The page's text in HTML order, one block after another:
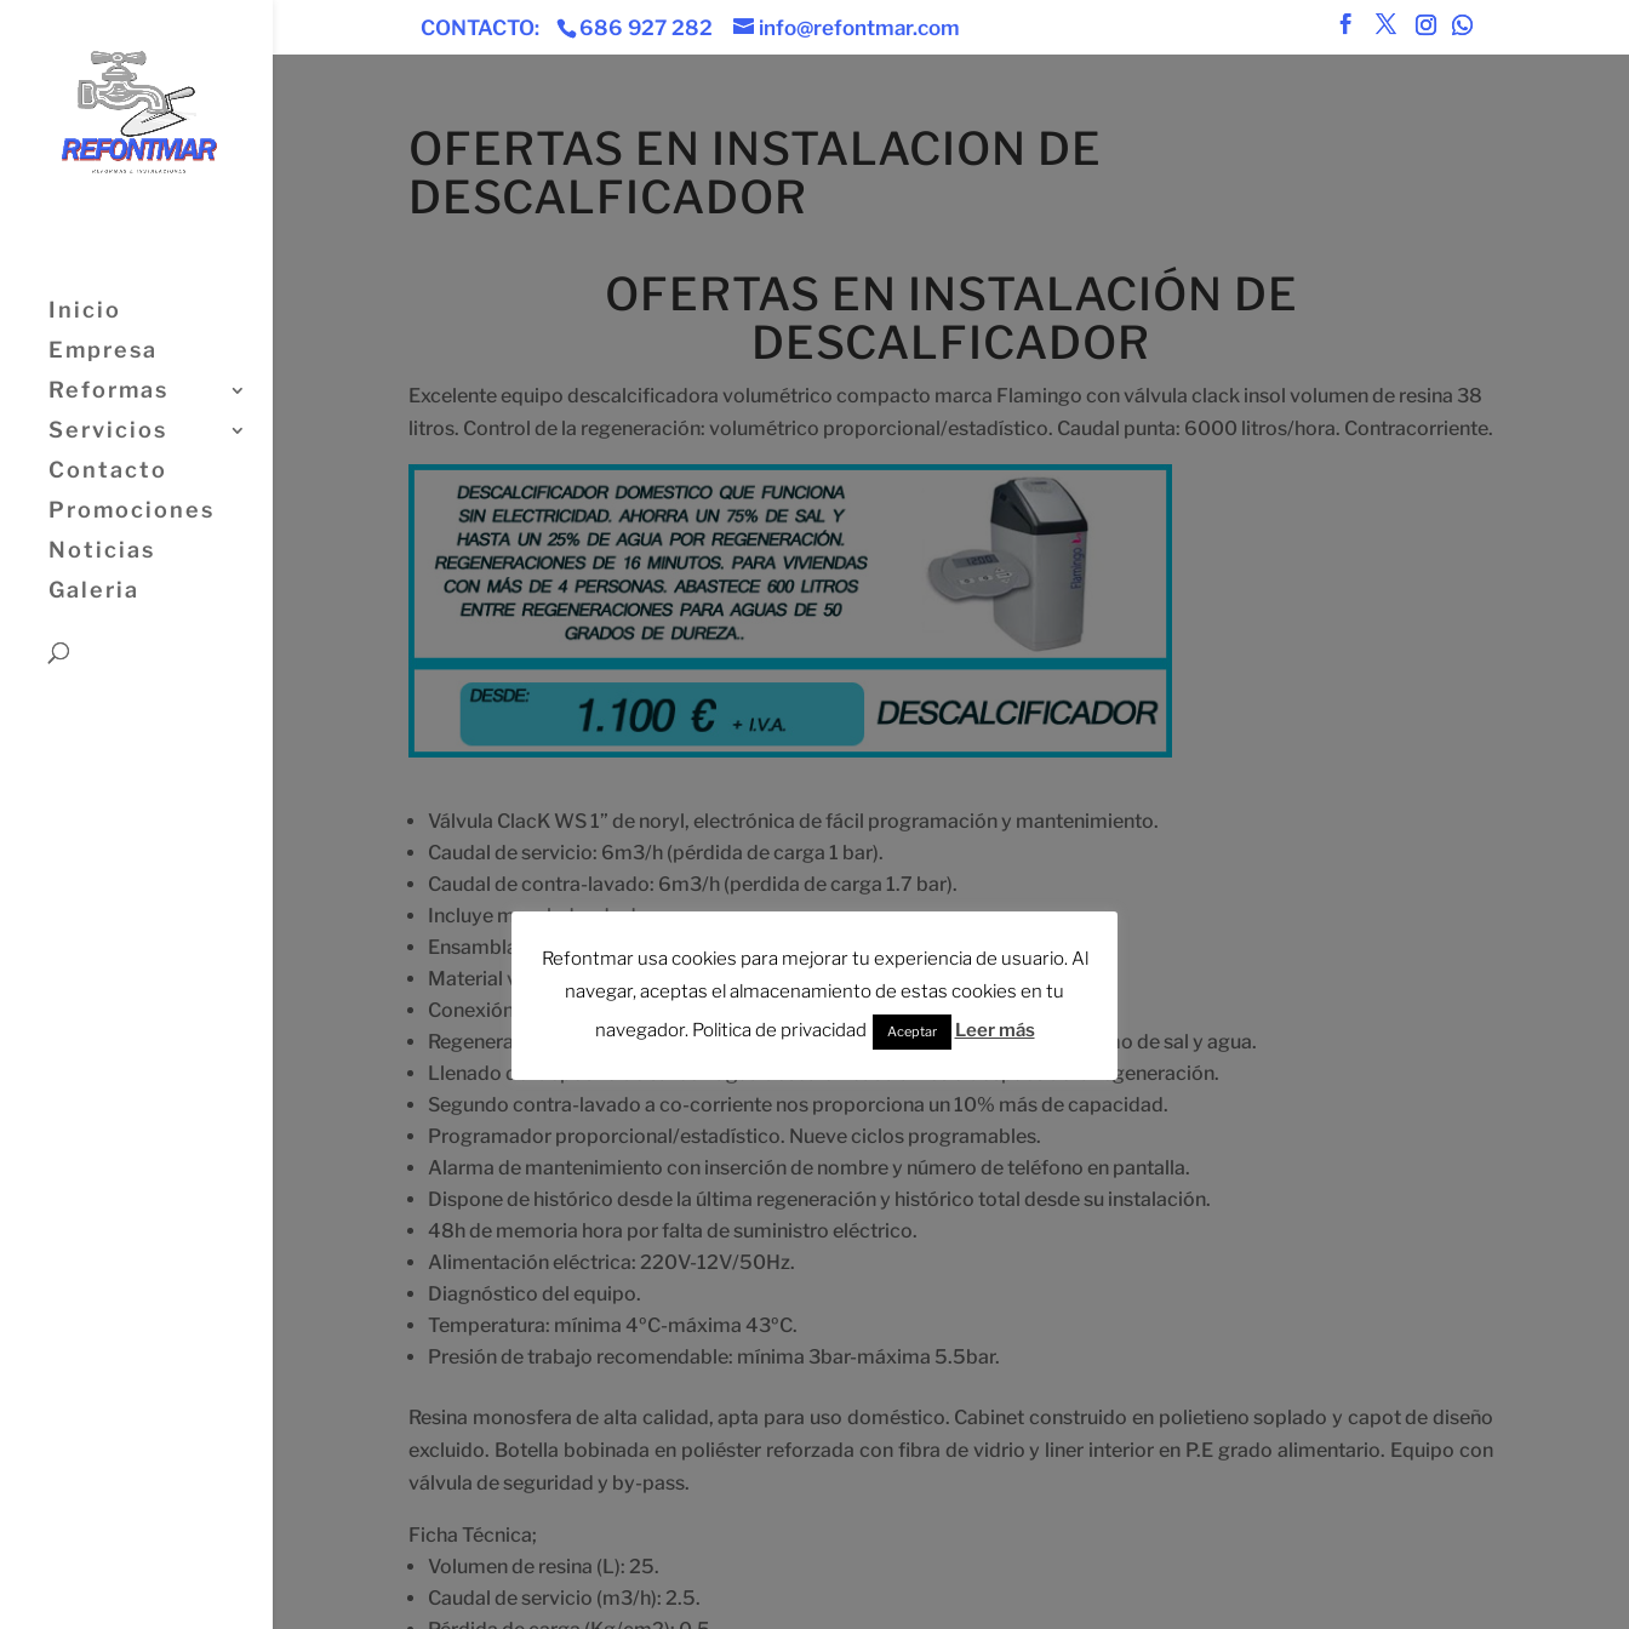
CONTACTO: 686 927 282 info@refontmar.com
Inicio
Empresa
Reformas
Servicios
Contacto
Promociones
Noticias
Galeria
OFERTAS EN INSTALACION DE
DESCALFICADOR
OFERTAS EN INSTALACIÓN DE
DESCALFICADOR
Excelente equipo descalcificadora volumétrico compacto marca Flamingo con válvula clack insol volumen de resina 38
litros. Control de la regeneración: volumétrico proporcional/estadístico. Caudal punta: 6000 litros/hora. Contracorriente.
Válvula ClacK WS 1” de noryl, electrónica de fácil programación y mantenimiento.
Caudal de servicio: 6m3/h (pérdida de carga 1 bar).
Caudal de contra-lavado: 6m3/h (perdida de carga 1.7 bar).
Incluye mezclador de dureza.
Ensamblaje sin tornillos.
Material válvula: noryl.
Conexión entrada/salida: 1”.
Regeneración de contracorriente (UF) proporcional al consumo. Bajo consumo de sal y agua.
Llenado del depósito de sal con agua descalcificada antes o después de la regeneración.
Segundo contra-lavado a co-corriente nos proporciona un 10% más de capacidad.
Programador proporcional/estadístico. Nueve ciclos programables.
Alarma de mantenimiento con inserción de nombre y número de teléfono en pantalla.
Dispone de histórico desde la última regeneración y histórico total desde su instalación.
48h de memoria hora por falta de suministro eléctrico.
Alimentación eléctrica: 220V-12V/50Hz.
Diagnóstico del equipo.
Temperatura: mínima 4ºC-máxima 43ºC.
Presión de trabajo recomendable: mínima 3bar-máxima 5.5bar.
Resina monosfera de alta calidad, apta para uso doméstico. Cabinet construido en polietieno soplado y capot de diseño
excluido. Botella bobinada en poliéster reforzada con fibra de vidrio y liner interior en P.E grado alimentario. Equipo con
válvula de seguridad y by-pass.
Ficha Técnica;
Volumen de resina (L): 25.
Caudal de servicio (m3/h): 2.5.
Refontmar usa cookies para mejorar tu experiencia de usuario. Al
navegar, aceptas el almacenamiento de estas cookies en tu
navegador. Politica de privacidad
Aceptar Leer más